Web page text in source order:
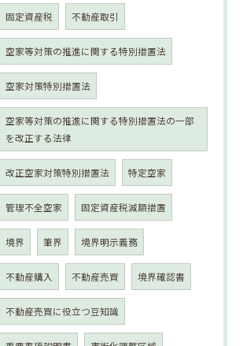
固定資産税 不動産取引
空家等対策の推進に関する特別措置法
空家対策特別措置法
空家等対策の推進に関する特別措置法の一部
を改正する法律
改正空家対策特別措置法 特定空家
管理不全空家 固定資産税減額措置
境界 筆界 境界明示義務
不動産購入 不動産売買 境界確認書
不動産売買に役立つ豆知識